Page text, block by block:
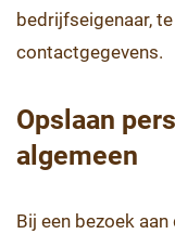
bedrijfseigenaar,
contactgegevens.
Opslaan
algemeen
Bij een bezoek